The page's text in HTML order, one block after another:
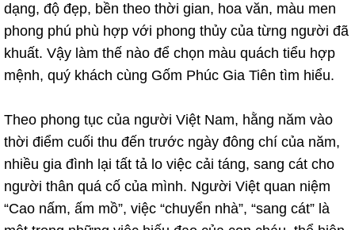
dạng, độ đẹp, bền theo thời gian, hoa văn, màu men
phong phú phù hợp với phong thủy của từng người đã
khuất. Vậy làm thế nào để chọn màu quách tiểu hợp
mệnh, quý khách cùng Gốm Phúc Gia Tiên tìm hiểu.
Theo phong tục của người Việt Nam, hằng năm vào
thời điểm cuối thu đến trước ngày đông chí của năm,
nhiều gia đình lại tất tả lo việc cải táng, sang cát cho
người thân quá cố của mình. Người Việt quan niệm
“Cao nấm, ấm mồ”, việc “chuyển nhà”, “sang cát” là